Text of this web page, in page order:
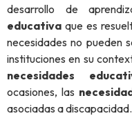
desarrollo de
educativa que es
necesidades no pueden
instituciones en su
necesidades
ocasiones, las
asociadas a discapacidad.